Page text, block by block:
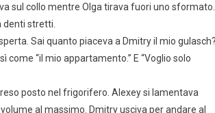
sul collo mentre Olga tirava fuori uno sformato.
denti stretti.
Sai quanto piaceva a Dmitry il mio
“il mio appartamento.” E “Voglio solo
posto nel frigorifero. Alexey si lamentava
al massimo. Dmitry usciva per andare al